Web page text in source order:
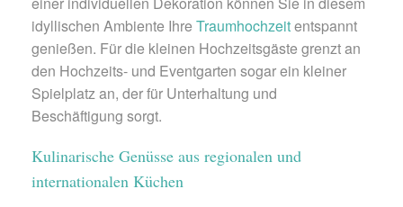
idyllischen Ambiente Ihre Traumhochzeitentspannt
genießen. Für die kleinen Hochzeitsgäste grenzt an
den Hochzeits- und Eventgarten sogar ein kleiner
Spielplatz an, der für Unterhaltung und
Beschäftigung sorgt.
Kulinarische Genüsse aus regionalen und
internationalen Küchen